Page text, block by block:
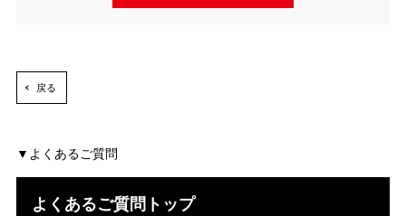
戻る
よくあるご質問
よくあるご質問トップ